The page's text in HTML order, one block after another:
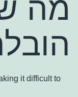
it difficult to